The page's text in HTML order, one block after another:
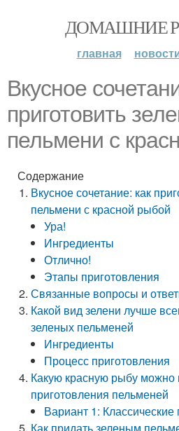
ДОМАШНИЕ
главная
Вкусное
приготовить
пельмени с
Содержание
Вкусное сочетание: как
пельмени с красной рыбой
Ура!
Ингредиенты
Отлично!
Этапы приготовления
Связанные вопросы и
Какой вид зелени лучше
зеленых пельменей
Ингредиенты
Процесс приготовления
Какую красную рыбу можно
приготовления пельменей
Вариант 1: